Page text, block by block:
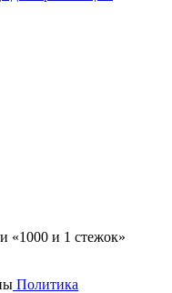
и 1 стежок»
Политика